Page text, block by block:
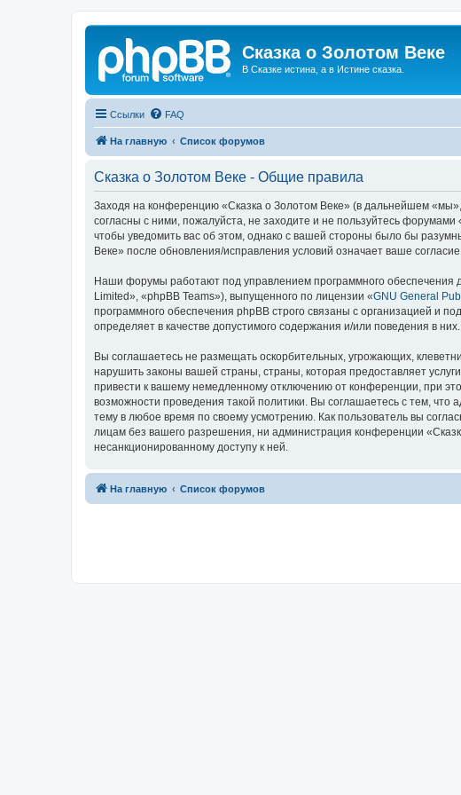
Сказка о Золотом Веке
В Сказке истина, а в Истине сказка.
Ссылки FAQ
На главную Список форумов
Сказка о Золотом Веке - Общие правила
Заходя на конференцию «Сказка о Золотом Веке» (в дальнейшем
согласны с ними, пожалуйста, не заходите и не пользуйтесь
чтобы уведомить вас об этом, однако с вашей стороны было бы
Веке» после обновления/исправления условий означает ваше согласие
Наши форумы работают под управлением программного обеспечения
Limited», «phpBB Teams»), выпущенного по лицензии «GNU General
программного обеспечения phpBB строго связаны с организацией и
определяет в качестве допустимого содержания и/или поведения в
Вы соглашаетесь не размещать оскорбительных, угрожающих,
нарушить законы вашей страны, страны, которая предоставляет
привести к вашему немедленному отключению от конференции, при
возможности проведения такой политики. Вы соглашаетесь с тем,
тему в любое время по своему усмотрению. Как пользователь вы
лицам без вашего разрешения, ни администрация конференции
несанкционированному доступу к ней.
На главную Список форумов